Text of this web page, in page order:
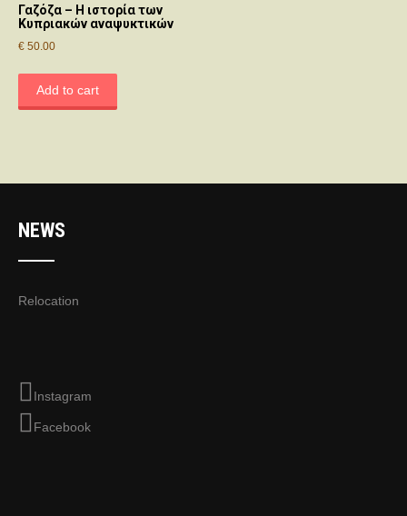
Γαζόζα – Η ιστορία των
Κυπριακών αναψυκτικών
€ 50.00
Add to cart
NEWS
Relocation
Instagram
Facebook